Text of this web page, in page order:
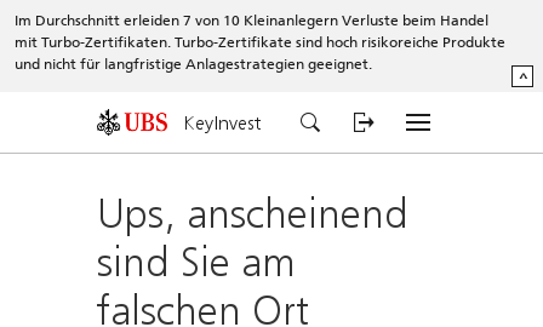
Im Durchschnitt erleiden 7 von 10 Kleinanlegern Verluste beim Handel
mit Turbo-Zertifikaten. Turbo-Zertifikate sind hoch risikoreiche Produkte
und nicht für langfristige Anlagestrategien geeignet.
^
KeyInvest
Ups, anscheinend
sind Sie am
falschen Ort